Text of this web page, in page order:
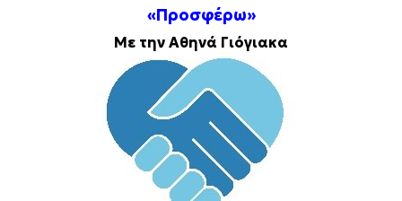
«Προσφέρω»
Με την Αθηνά Γιόγιακα